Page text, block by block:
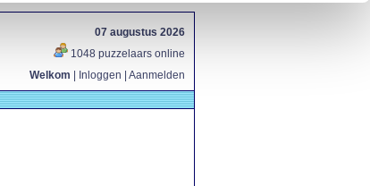
07 augustus 2026
1048 puzzelaars online
Welkom
Inloggen Aanmelden